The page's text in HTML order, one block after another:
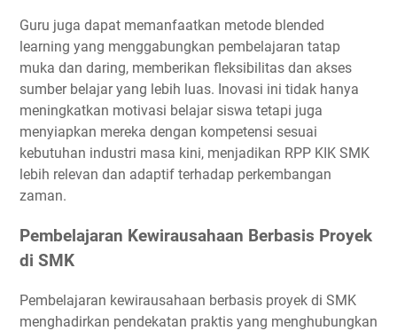
Guru juga dapat memanfaatkan metode blended
learning yang menggabungkan pembelajaran tatap
muka dan daring, memberikan fleksibilitas dan akses
sumber belajar yang lebih luas. Inovasi ini tidak hanya
meningkatkan motivasi belajar siswa tetapi juga
menyiapkan mereka dengan kompetensi sesuai
kebutuhan industri masa kini, menjadikan RPP KIK SMK
lebih relevan dan adaptif terhadap perkembangan
zaman.
Pembelajaran Kewirausahaan Berbasis Proyek
di SMK
Pembelajaran kewirausahaan berbasis proyek di SMK
menghadirkan pendekatan praktis yang menghubungkan